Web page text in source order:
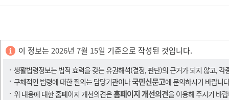
이 정보는 2026년 7월 15일 기준으로 작성된 것입니다.
생활법령정보는 법적 효력을 갖는 유권해석(결정, 판단)의 근거가 되지 않고,
구체적인 법령에 대한 질의는 담당기관이나국민신문고에 문의하시기 바랍니
위 내용에 대한 홈페이지 개선의견은홈페이지 개선의견을 이용해 주시기 바